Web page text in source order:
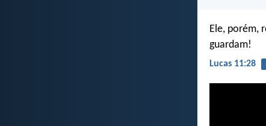
Ele, porém,
guardam!
Lucas 11:28